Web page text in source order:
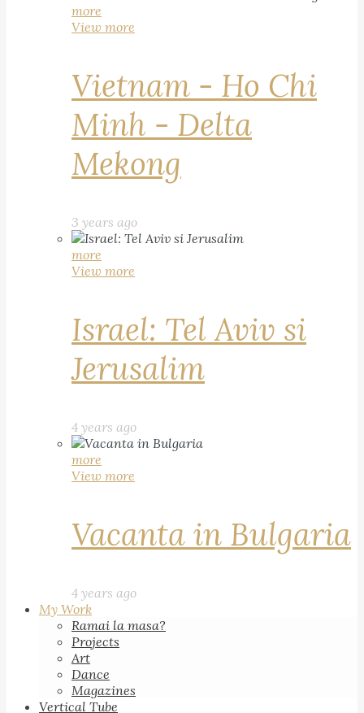
more
View more
Vietnam - Ho Chi
Minh - Delta
Mekong
3 years ago
more
View more
Israel: Tel Aviv si
Jerusalim
4 years ago
more
View more
Vacanta in Bulgaria
4 years ago
My Work
Ramai la masa?
Projects
Art
Dance
Magazines
Vertical Tube